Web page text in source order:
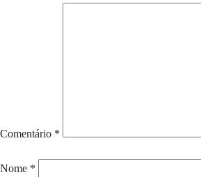
Comentário *
Nome *